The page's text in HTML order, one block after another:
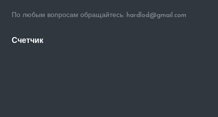
По любым вопросам обращайтесь: hardlod@gmail.com
Счетчик